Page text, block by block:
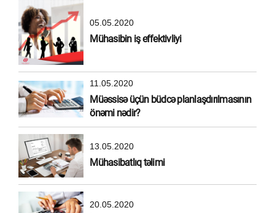
05.05.2020
Mühasibin iş effektivliyi
11.05.2020
Müəssisə üçün büdcə planlaşdırılmasının
önəmi nədir?
13.05.2020
Mühasibatlıq təlimi
20.05.2020